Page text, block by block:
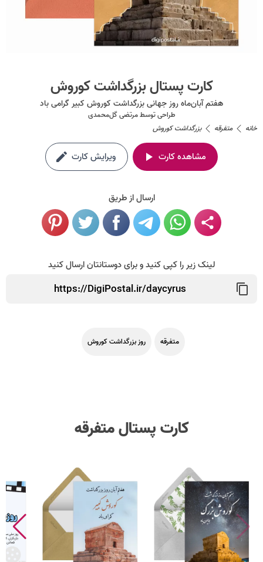
کارت پستال بزرگداشت کوروش
هفتم آبان‌ماه روز جهانی بزرگداشت کوروش کبیر گرامی باد
طراحی توسطمرتضی گل‌محمدی
خانه
متفرقه بزرگداشت کوروش
مشاهده کارت ویرایش کارت
ارسال از طریق
لینک زیر را کپی کنید و برای دوستانتان ارسال کنید
متفرقه روز بزرگداشت کوروش
کارت پستال متفرقه